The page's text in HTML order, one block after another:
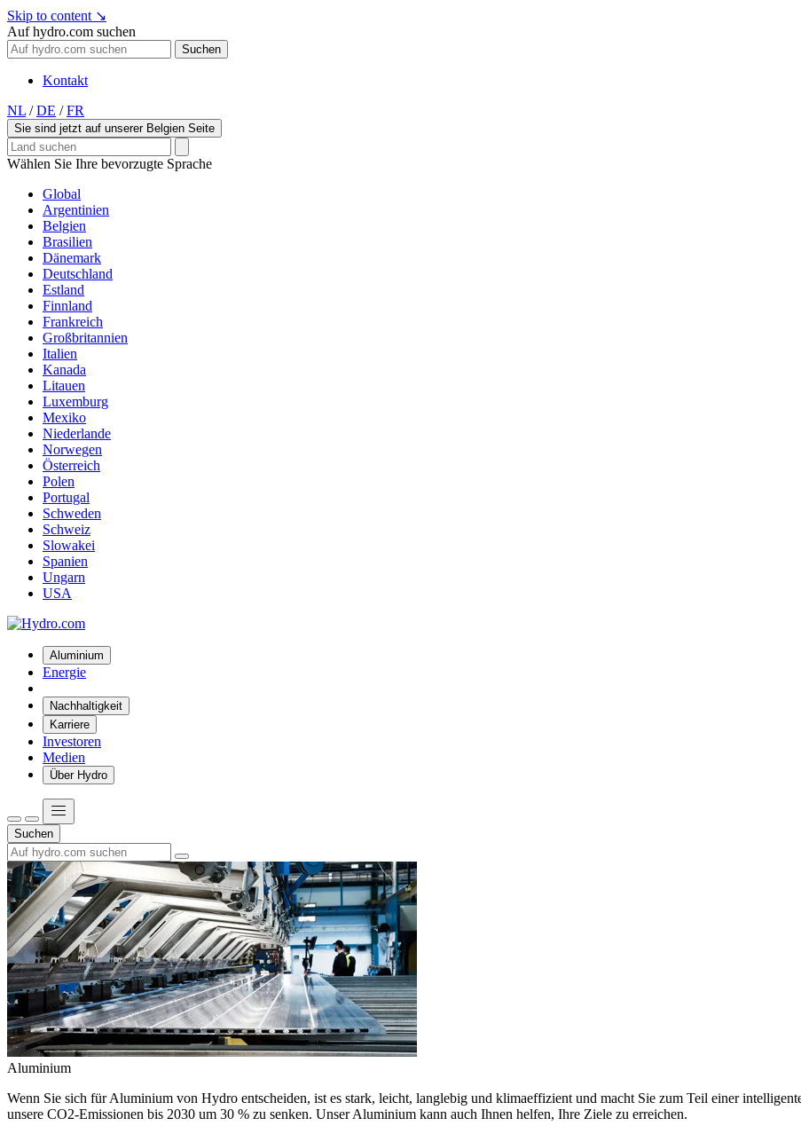
Skip to content ↘
Auf hydro.com suchen
Suchen
Kontakt
NL / DE / FR
Sie sind jetzt auf unserer Belgien Seite
Wählen Sie Ihre bevorzugte Sprache
Global
Argentinien
Belgien
Brasilien
Dänemark
Deutschland
Estland
Finnland
Frankreich
Großbritannien
Italien
Kanada
Litauen
Luxemburg
Mexiko
Niederlande
Norwegen
Österreich
Polen
Portugal
Schweden
Schweiz
Slowakei
Spanien
Ungarn
USA
Aluminium
Energie
Nachhaltigkeit
Karriere
Investoren
Medien
Über Hydro
Suchen
Aluminium
Wenn Sie sich für Aluminium von Hydro entscheiden, ist es stark, leicht, langlebig und klimaeffizient und macht Sie zum Teil einer
unsere CO2-Emissionen bis 2030 um 30 % zu senken. Unser Aluminium kann auch Ihnen helfen, Ihre Ziele zu erreichen.